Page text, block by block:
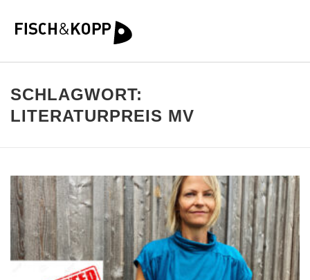
SCHLAGWORT:
LITERATURPREIS MV